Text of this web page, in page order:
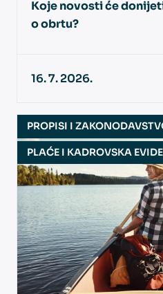
Koje novosti će
o obrtu?
16. 7. 2026.
PROPISI I
PLAĆE I KADROVSKA